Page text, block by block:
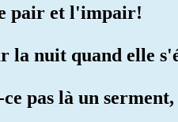
pair et l'impair!
la nuit quand elle
pas là un